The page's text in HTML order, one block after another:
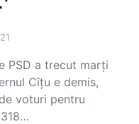
PSD a trecut marți
Cîțu e demis,
voturi pentru